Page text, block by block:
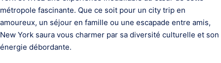
métropole fascinante. Que ce soit pour un city trip en
amoureux, un séjour en famille ou une escapade entre amis,
New York saura vous charmer par sa diversité culturelle et son
énergie débordante.